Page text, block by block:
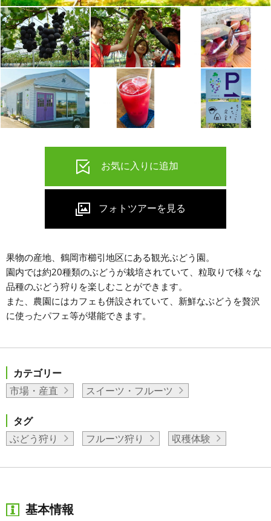
果物の産地、鶴岡市櫛引地区にある観光ぶどう園。
園内では約20種類のぶどうが栽培されていて、粒取りで様々な
品種のぶどう狩りを楽しむことができます。
また、農園にはカフェも併設されていて、新鮮なぶどうを贅沢
に使ったパフェ等が堪能できます。
カテゴリー
市場・産直
スイーツ・フルーツ
タグ
ぶどう狩り
フルーツ狩り 収穫体験
基本情報